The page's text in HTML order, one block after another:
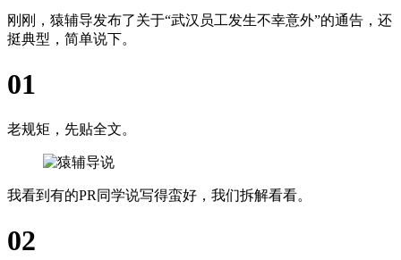
刚刚，猿辅导发布了关于“武汉员工发生不幸意外”的通告，还
挺典型，简单说下。
01
老规矩，先贴全文。
我看到有的PR同学说写得蛮好，我们拆解看看。
02